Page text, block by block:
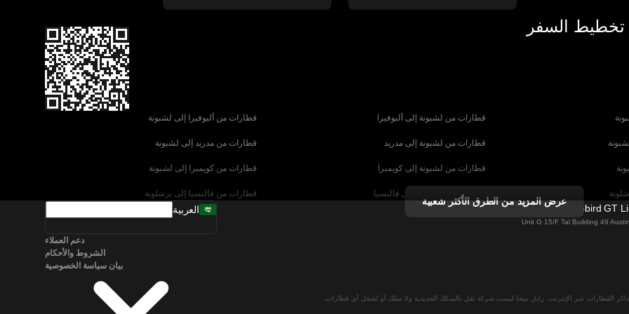
تخطيط السفر
قطارات من لشبونة إلى ألبوفيرا قطارات من ألبوفيرا إلى لشبونة
قطارات من لشبونة إلى مدريد قطارات من مدريد إلى لشبونة
قطارات من لشبونة إلى كويمبرا قطارات من كويمبرا إلى لشبونة
قطارات من برشلونة إلى فالنسيا قطارات من فالنسيا إلى برشلونة
قطارات من إشبيلية إلى برشلونة
قطارات من فيينا إلى سالزبورغ قطارات من سالزبورغ إلى فيينا
عرض المزيد من الطرق الأكثر شعبية
Firebird GT
Unit G 15/F Tal Building 49
القطارات عبر الإنترنت. رايل نينجا ليست شركة نقل بالسكك الحديدية ولا تملك أو تُشغل أي قطارات.
العربية
دعم العملاء
الشروط والأحكام
بيان سياسة الخصوصية